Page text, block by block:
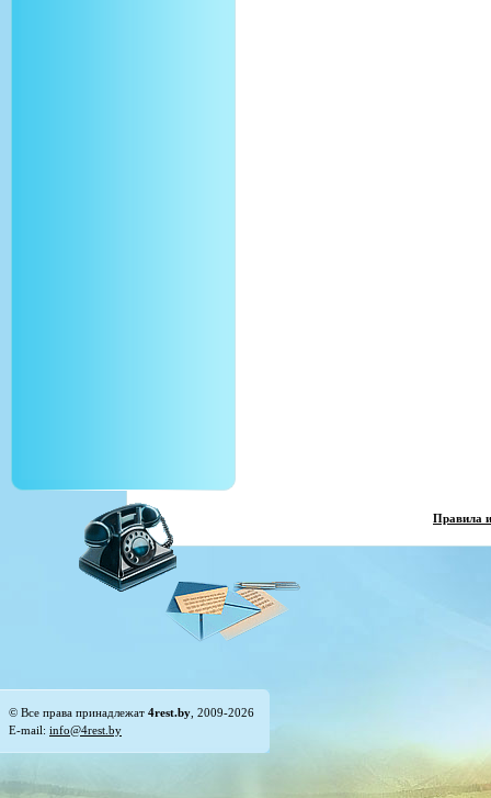
Правила
© Все права принадлежат 4rest.by , 2009-2026
E-mail: info@4rest.by